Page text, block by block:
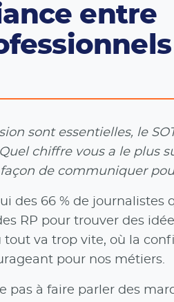
entre
sont essentielles, le
chiffre vous a le plus
de communiquer
des 66 % de
RP pour trouver des
va trop vite, où la
pour nos métiers.
pas à faire parler des